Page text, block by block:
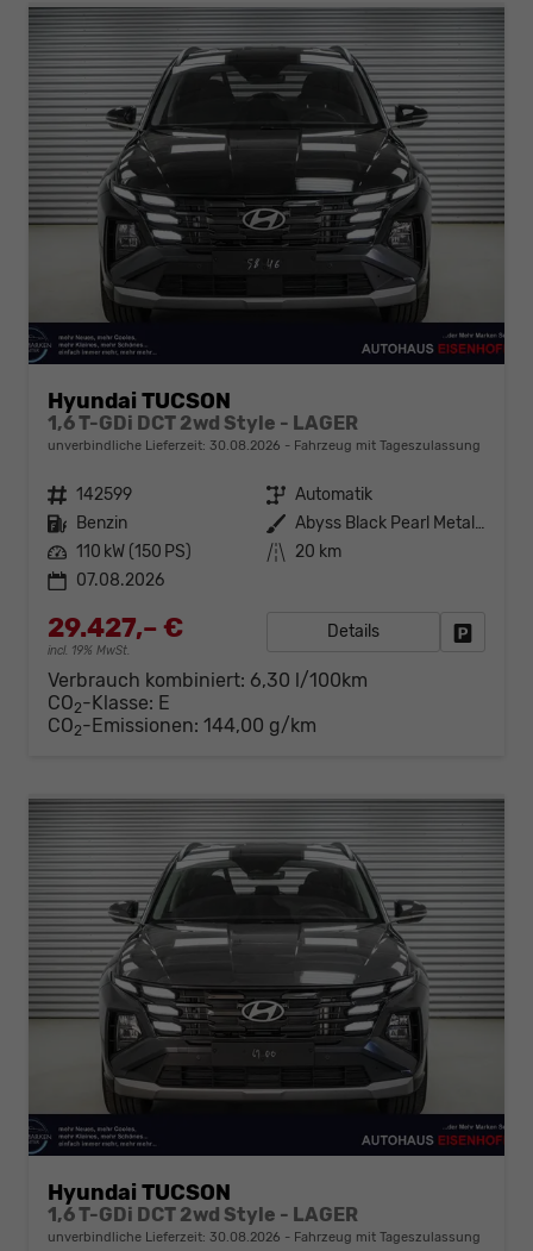
Hyundai TUCSON
1,6 T-GDi DCT 2wd Style - LAGER
unverbindliche Lieferzeit: 30.08.2026 Fahrzeug mit Tageszulassung
Fahrzeugnr. 142599 Getriebe Automatik
Kraftstoff Benzin Außenfarbe
Abyss Black Pearl Metallic ()
Leistung 110 kW (150 PS) Kilometerstand 20 km
07.08.2026
29.427,– €
incl. 19% MwSt.
Details
Verbrauch kombiniert: 6,30 l/100km
CO2-Klasse: E
CO2-Emissionen: 144,00 g/km
Hyundai TUCSON
1,6 T-GDi DCT 2wd Style - LAGER
unverbindliche Lieferzeit: 30.08.2026 Fahrzeug mit Tageszulassung